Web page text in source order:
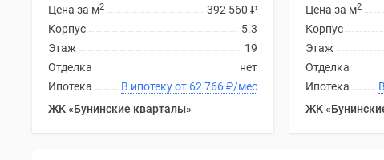
392 560 ₽
Цена за м2
5.3
Корпус
19
Этаж
нет
Отделка
В ипотеку от 62 766₽/мес
Ипотека
ЖК «Бунинские кварталы»
Цена за м2
Корпус
Этаж
Отделка
Ипотека
ЖК